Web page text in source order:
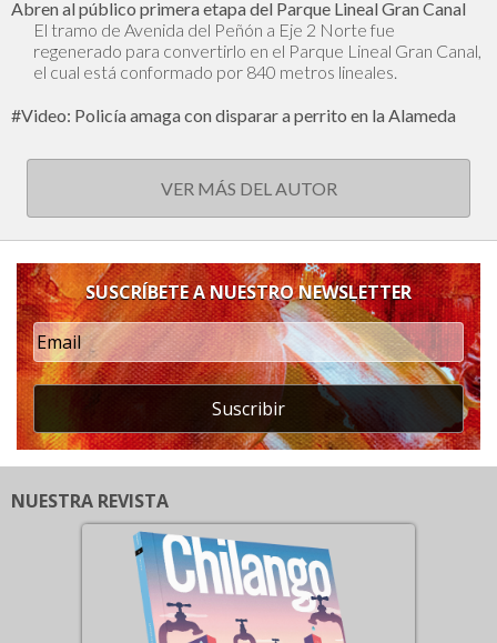
Abren al público primera etapa del Parque Lineal Gran Canal
El tramo de Avenida del Peñón a Eje 2 Norte fue
regenerado para convertirlo en el Parque Lineal Gran Canal,
el cual está conformado por 840 metros lineales.
#Video: Policía amaga con disparar a perrito en la Alameda
VER MÁS DEL AUTOR
SUSCRÍBETE A NUESTRO NEWSLETTER
Suscribir
NUESTRA REVISTA